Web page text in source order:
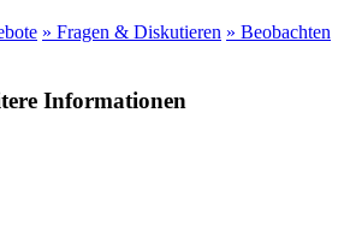
» Fragen & Diskutieren » Beobachten
Informationen